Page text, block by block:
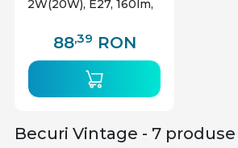
2W(20W), E27, 160lm,
clasa energetica F
88,39 RON
Becuri Vintage - 7 produse